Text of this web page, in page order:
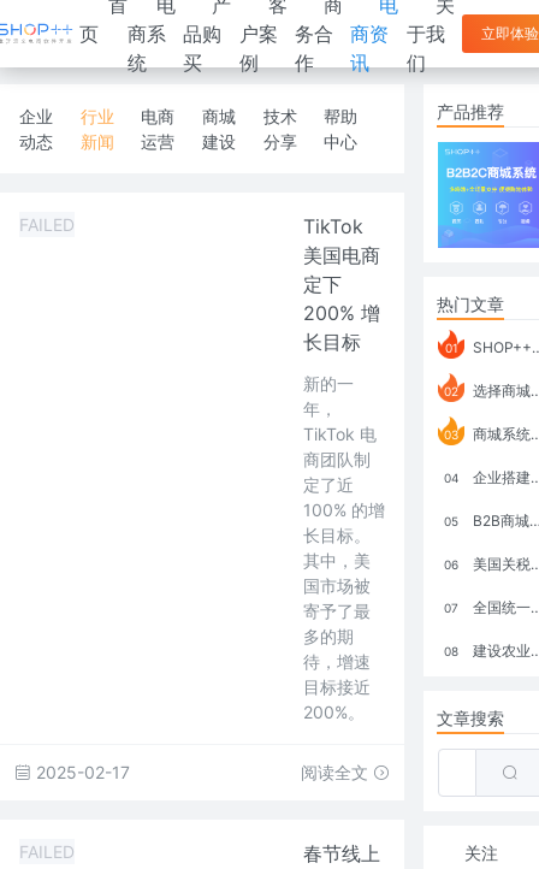
首
页
电
商系
统
产
品购
买
客
户案
例
商
务合
作
电
商资
讯
关
于我
们
立即体验
企业
动态
行业
新闻
电商
运营
商城
建设
技术
分享
帮助
中心
FAILED
TikTok
美国电商
定下
200% 增
长目标
新的一
年，
TikTok 电
商团队制
定了近
100% 的增
长目标。
其中，美
国市场被
寄予了最
多的期
待，增速
目标接近
200%。
2025-02-17 阅读全文
FAILED
春节线上
产品推荐
热门文章
01 SHOP++ B2B2C V9.1 全新发布 新亮点
02 选择商城系统要考虑哪些问题？
03 商城系统如何打通跨境电商模式？
04 企业搭建积分商城系统要注意什么？
05 B2B商城系统搭建：开发语言、功能、优势分析
06 美国关税政策冲击全球电商格局：五大类平台受重创，转型与自救成关键
07 全国统一大市场：电商如何掘金新蓝海？
08 建设农业强国，网上商城来助力！
文章搜索
关注